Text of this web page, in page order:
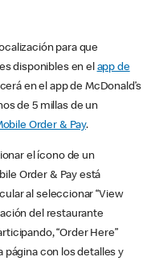
para que
disponibles en el app de
en el app de McDonald’s
de 5 millas de un
Order & Pay.
el ícono de un
Order & Pay está
al seleccionar “View
del restaurante
“Order Here”
página con los detalles y